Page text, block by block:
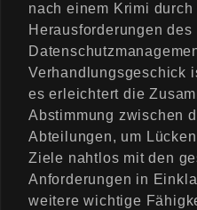
nach einem Krimi
Herausforderungen des
Verhandlungsgeschick
es erleichtert die
Abstimmung zwischen
Abteilungen, um
Ziele nahtlos mit den
Anforderungen in
weitere wichtige